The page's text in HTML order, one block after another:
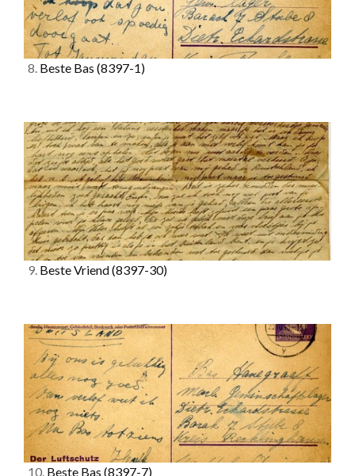
8. Beste Bas (8397-1)
9. Beste Vriend(8397-30)
10. Beste Bas (8397-7)